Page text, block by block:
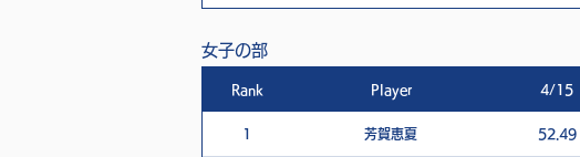
女子の部
Rank Player 4/15
1 芳賀恵夏 52.49